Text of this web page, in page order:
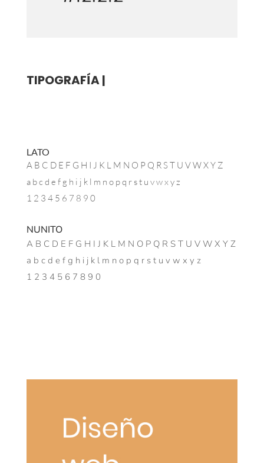
TIPOGRAFÍA |
LATO
A B C D E F G H I J K L M N O P Q R S T U V W X Y Z
a b c d e f g h i j k l m n o p q r s t u v w x y z
1 2 3 4 5 6 7 8 9 0
NUNITO
A B C D E F G H I J K L M N O P Q R S T U V W X Y Z
a b c d e f g h i j k l m n o p q r s t u v w x y z
1 2 3 4 5 6 7 8 9 0